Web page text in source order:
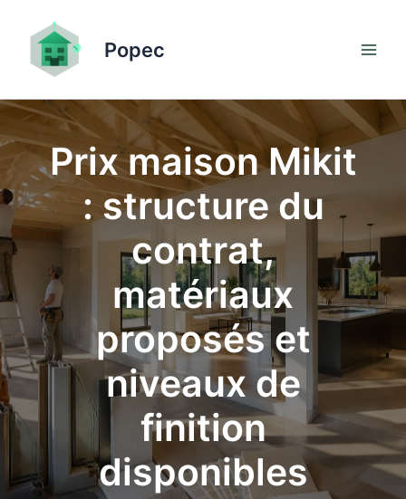
contenu
Popec
Prix maison Mikit
: structure du
contrat,
matériaux
proposés et
niveaux de
finition
disponibles